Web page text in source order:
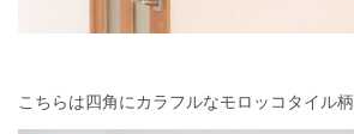
こちらは四角にカラフルなモロッコタイル柄